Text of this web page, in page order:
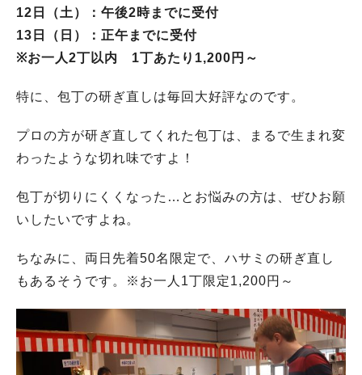
12日（土）：午後2時までに受付
13日（日）：正午までに受付
※お一人2丁以内 1丁あたり1,200円～
特に、包丁の研ぎ直しは毎回大好評なのです。
プロの方が研ぎ直してくれた包丁は、まるで生まれ変
わったような切れ味ですよ！
包丁が切りにくくなった…とお悩みの方は、ぜひお願
いしたいですよね。
ちなみに、両日先着50名限定で、ハサミの研ぎ直し
もあるそうです。※お一人1丁限定1,200円～